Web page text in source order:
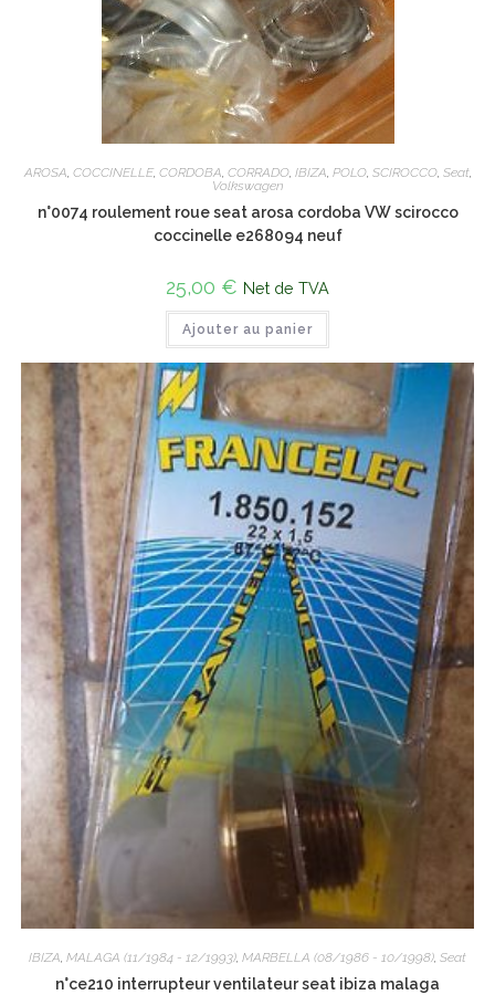
AROSA, COCCINELLE, CORDOBA, CORRADO, IBIZA, POLO, SCIROCCO, Seat,
Volkswagen
n°0074 roulement roue seat arosa cordoba VW scirocco
coccinelle e268094 neuf
25,00 € Net de TVA
Ajouter au panier
IBIZA, MALAGA (11/1984 - 12/1993), MARBELLA (08/1986 - 10/1998), Seat
n°ce210 interrupteur ventilateur seat ibiza malaga